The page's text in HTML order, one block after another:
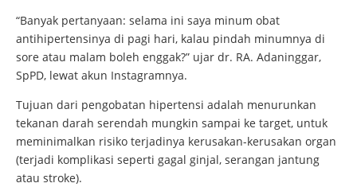
“Banyak pertanyaan: selama ini saya minum obat
antihipertensinya di pagi hari, kalau pindah minumnya di
sore atau malam boleh enggak?” ujar dr. RA. Adaninggar,
SpPD, lewat akun Instagramnya.
Tujuan dari pengobatan hipertensi adalah menurunkan
tekanan darah serendah mungkin sampai ke target, untuk
meminimalkan risiko terjadinya kerusakan-kerusakan organ
(terjadi komplikasi seperti gagal ginjal, serangan jantung
atau stroke).